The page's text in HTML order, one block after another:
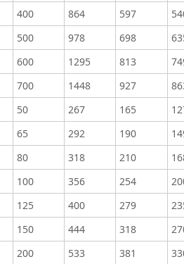
400 864 597
500 978 698
600 1295 813
700 1448 927
50 267 165
65 292 190
80 318 210
100 356 254
125 400 279
150 444 318
200 533 381